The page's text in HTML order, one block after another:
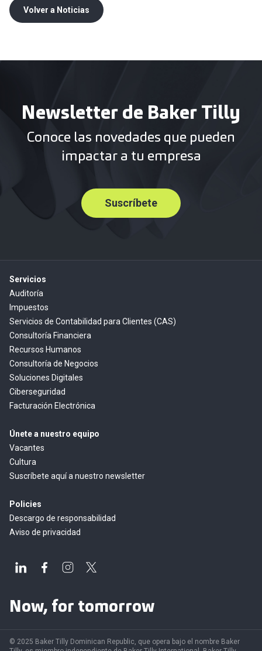
Volver a Noticias
Newsletter de Baker Tilly
Conoce las novedades que pueden
impactar a tu empresa
Suscríbete
Servicios
Auditoría
Impuestos
Servicios de Contabilidad para Clientes (CAS)
Consultoría Financiera
Recursos Humanos
Consultoría de Negocios
Soluciones Digitales
Ciberseguridad
Facturación Electrónica
Únete a nuestro equipo
Vacantes
Cultura
Suscríbete aquí a nuestro newsletter
Policies
Descargo de responsabilidad
Aviso de privacidad
Now, for tomorrow
© 2025 Baker Tilly Dominican Republic, que opera bajo el nombre Baker